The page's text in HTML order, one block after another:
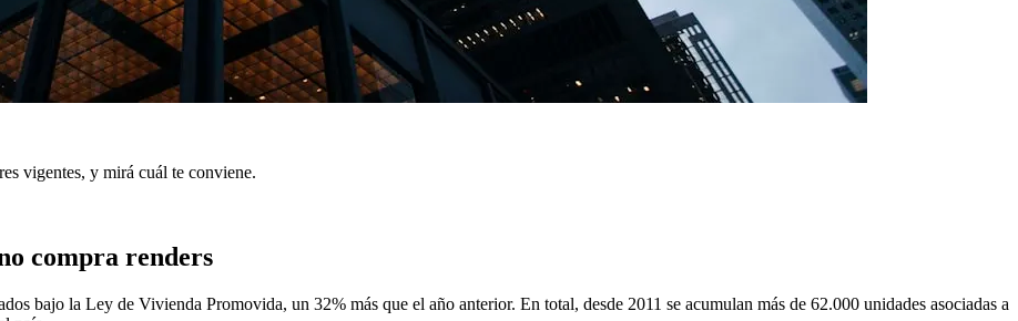
vigentes, y mirá cuál te conviene.
compra renders
bajo la Ley de Vivienda Promovida, un 32% más que el año anterior. En total, desde 2011 se acumulan más de 62.000 unidades asociadas a